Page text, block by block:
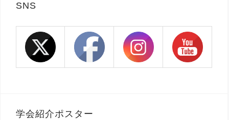
SNS
学会紹介ポスター